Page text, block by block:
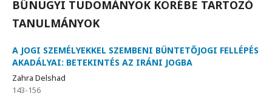
BŰNÜGYI TUDOMÁNYOK KÖRÉBE TARTOZÓ
TANULMÁNYOK
A JOGI SZEMÉLYEKKEL SZEMBENI BÜNTETŐJOGI FELLÉPÉS
AKADÁLYAI: BETEKINTÉS AZ IRÁNI JOGBA
Zahra Delshad
143-156